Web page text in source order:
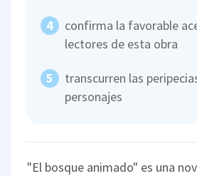
confirma la favorable
lectores de esta obra
transcurren las
personajes
"El bosque animado" es una